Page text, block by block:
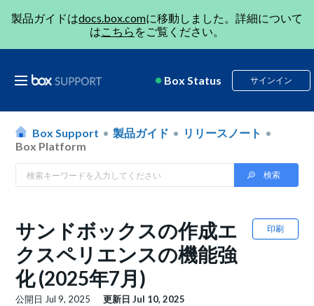
製品ガイドはdocs.box.comに移動しました。詳細について
はこちら をご覧ください。
Box Status サインイン
Box Support 製品ガイド
リリースノート
Box Platform
印刷
サンドボックスの作成エ
クスペリエンスの機能強
化 (2025年7月)
公開日 Jul 9, 2025 更新日Jul 10, 2025